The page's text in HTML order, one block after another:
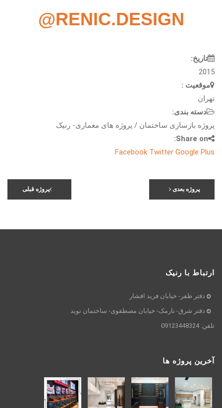
RENIC.DESIGN@
تاریخ:
2015
موقعیت :
تهران
دسته بندی:
پروژه بازسازی ساختمان / پروژه های معماری- رنیک
Share on:
Facebook Twitter Google Plus
پروژه قبلی پروژه بعدی
ارتباط با رنیک
دفتر ظفر- خیابان فرید افشار
دفتر شرق- نارمک- خیابان مصطفوی- ساختمان نوید
تلفن: 09123448324
آخرین پروژه ها